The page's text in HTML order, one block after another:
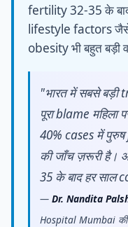
fertility 32-35 के
lifestyle factors
obesity भी बहुत बड़ी
"भारत में सबसे
पूरा blame महिला
40% cases में
की जाँच ज़रूरी है।
35 के बाद हर साल
—Dr. Nandita
Hospital Mumbai की